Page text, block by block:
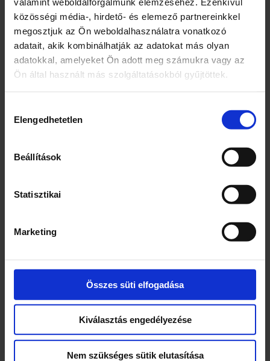
közösségi média-, hirdető- és elemező partnereinkkel
megosztjuk az Ön weboldalhasználatra vonatkozó
adatait, akik kombinálhatják az adatokat más olyan
adatokkal, amelyeket Ön adott meg számukra vagy az
Ön által használt más szolgáltatásokból gyűjtöttek.
kiválasztása
Elengedhetetlen
Beállítások
Statisztikai
Marketing
Összes süti elfogadása
Kiválasztás engedélyezése
Nem szükséges sütik elutasítása
Márka
Univer
Jellemzők
E-szám mentes
440
g
Összetevők
Mustármag
Só
Fűszerek